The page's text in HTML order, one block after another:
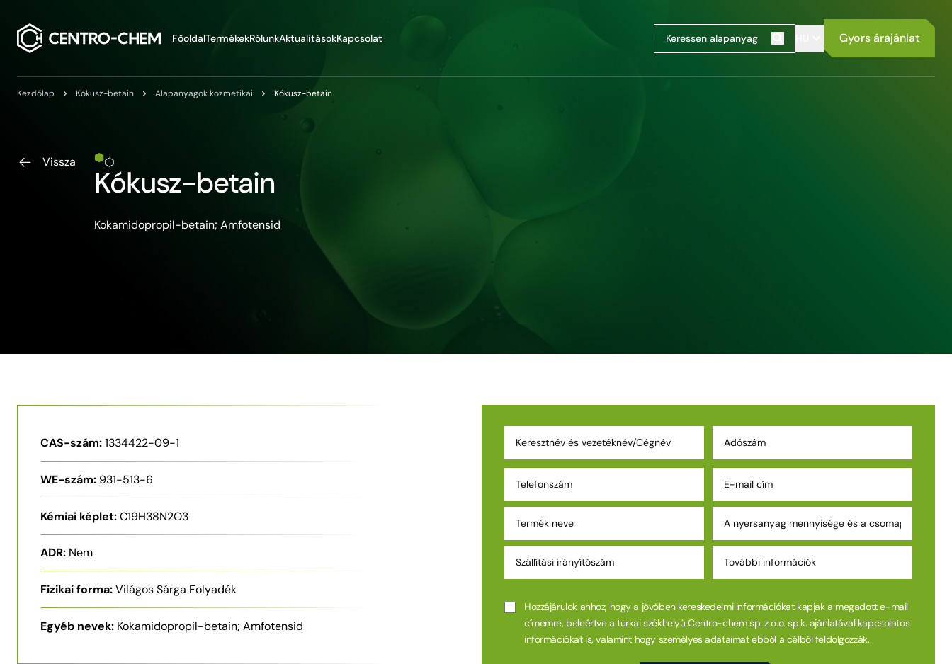
FőoldalTermékekRólunkAktualitásokKapcsolat Gyors árajánlat
Kezdőlap Kókusz-betain Alapanyagok kozmetikai Kókusz-betain
Vissza
Kókusz-betain
Kokamidopropil-betain; Amfotensid
CAS-szám:1334422-09-1
WE-szám: 931-513-6
Kémiai képlet:C19H38N2O3
ADR: Nem
Fizikai forma:Világos Sárga Folyadék
Egyéb nevek: Kokamidopropil-betain; Amfotensid
Hozzájárulok ahhoz, hogy a jövőben kereskedelmi információkat kapjak a megadott e-mail
címemre, beleértve a turkai székhelyű Centro-chem sp. z o.o. sp.k. ajánlatával kapcsolatos
információkat is, valamint hogy személyes adataimat ebből a célból feldolgozzák.